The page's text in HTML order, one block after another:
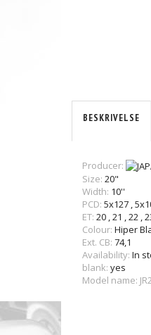
BESKRIVELSE
Producer:
Size: 20"
Width: 10''
PCD: 5x127 ,
ET: 20 ,21 ,22 ,
Colour: Hiper
Ext. CB: 74,1
Availability: In
blank: yes
Model name: